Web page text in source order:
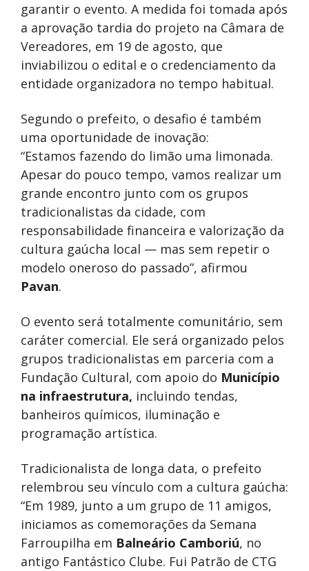
garantir o evento. A medida foi tomada após
a aprovação tardia do projeto na Câmara de
Vereadores, em 19 de agosto, que
inviabilizou o edital e o credenciamento da
entidade organizadora no tempo habitual.
Segundo o prefeito, o desafio é também
uma oportunidade de inovação:
“Estamos fazendo do limão uma limonada.
Apesar do pouco tempo, vamos realizar um
grande encontro junto com os grupos
tradicionalistas da cidade, com
responsabilidade financeira e valorização da
cultura gaúcha local — mas sem repetir o
modelo oneroso do passado”, afirmou
Pavan.
O evento será totalmente comunitário, sem
caráter comercial. Ele será organizado pelos
grupos tradicionalistas em parceria com a
Fundação Cultural, com apoio do Município
na infraestrutura, incluindo tendas,
banheiros químicos, iluminação e
programação artística.
Tradicionalista de longa data, o prefeito
relembrou seu vínculo com a cultura gaúcha:
“Em 1989, junto a um grupo de 11 amigos,
iniciamos as comemorações da Semana
Farroupilha em Balneário Camboriú, no
antigo Fantástico Clube. Fui Patrão de CTG